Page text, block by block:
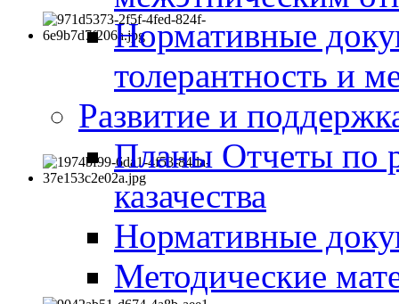
Нормативные
толерантность и
Развитие и
Планы Отчеты по
казачества
Нормативные
Методические